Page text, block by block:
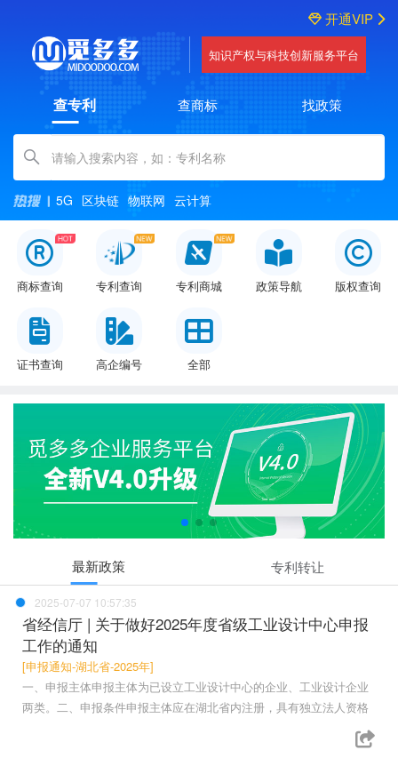
开通VIP
知识产权与科技创新服务平台
查专利 查商标 找政策
Amount (in dollars)
5G 区块链 物联网 云计算
商标查询 专利查询 专利商城 政策导航 版权查询
证书查询 高企编号 全部
最新政策 专利转让
2025-07-07 10:57:35
省经信厅 | 关于做好2025年度省级工业设计中心申报
工作的通知
[申报通知-湖北省-2025年]
一、申报主体申报主体为已设立工业设计中心的企业、工业设计企业
两类。二、申报条件申报主体应在湖北省内注册，具有独立法人资格